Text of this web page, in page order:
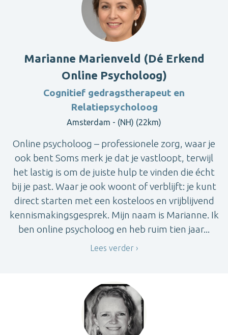
Marianne Marienveld (Dé Erkend
Online Psycholoog)
Cognitief gedragstherapeut en
Relatiepsycholoog
Amsterdam - (NH) (22km)
Online psycholoog – professionele zorg, waar je
ook bent Soms merk je dat je vastloopt, terwijl
het lastig is om de juiste hulp te vinden die écht
bij je past. Waar je ook woont of verblijft: je kunt
direct starten met een kosteloos en vrijblijvend
kennismakingsgesprek. Mijn naam is Marianne. Ik
ben online psycholoog en heb ruim tien jaar...
Lees verder